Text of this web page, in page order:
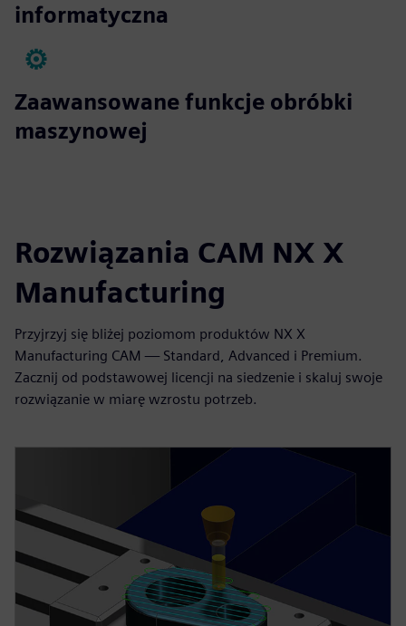
informatyczna
Zaawansowane funkcje obróbki
maszynowej
Rozwiązania CAM NX X
Manufacturing
Przyjrzyj się bliżej poziomom produktów NX X
Manufacturing CAM — Standard, Advanced i Premium.
Zacznij od podstawowej licencji na siedzenie i skaluj swoje
rozwiązanie w miarę wzrostu potrzeb.